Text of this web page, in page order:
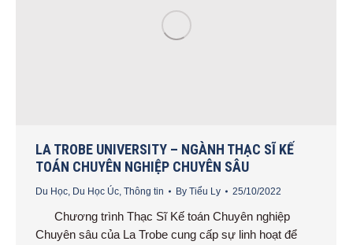
LA TROBE UNIVERSITY – NGÀNH THẠC SĨ KẾ
TOÁN CHUYÊN NGHIỆP CHUYÊN SÂU
Du Học, Du Học Úc, Thông tin By Tiểu Ly 25/10/2022
Chương trình Thạc Sĩ Kế toán Chuyên nghiệp
Chuyên sâu của La Trobe cung cấp sự linh hoạt để